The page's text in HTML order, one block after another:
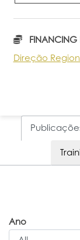
FINANCING
Direção
Ano